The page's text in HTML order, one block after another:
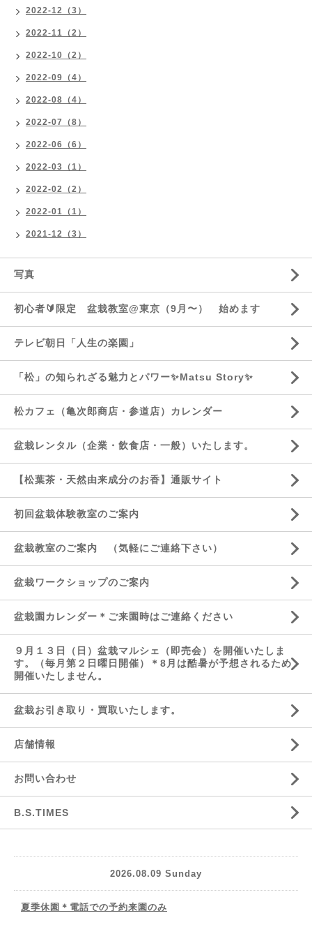
2022-12（3）
2022-11（2）
2022-10（2）
2022-09（4）
2022-08（4）
2022-07（8）
2022-06（6）
2022-03（1）
2022-02（2）
2022-01（1）
2021-12（3）
写真
初心者🔰限定 盆栽教室@東京（9月〜） 始めます
テレビ朝日「人生の楽園」
「松」の知られざる魅力とパワー✨Matsu Story✨
松カフェ（亀次郎商店・参道店）カレンダー
盆栽レンタル（企業・飲食店・一般）いたします。
【松葉茶・天然由来成分のお香】通販サイト
初回盆栽体験教室のご案内
盆栽教室のご案内 （気軽にご連絡下さい）
盆栽ワークショップのご案内
盆栽園カレンダー＊ご来園時はご連絡ください
９月１３日（日）盆栽マルシェ（即売会）を開催いたしま
す。（毎月第２日曜日開催）＊8月は酷暑が予想されるため
開催いたしません。
盆栽お引き取り・買取いたします。
店舗情報
お問い合わせ
B.S.TIMES
2026.08.09 Sunday
夏季休園＊電話での予約来園のみ